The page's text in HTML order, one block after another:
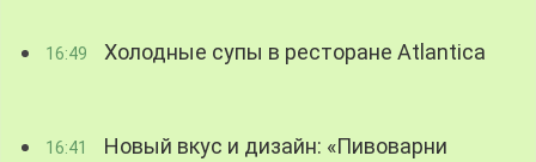
16:49 Холодные супы в ресторане Atlantica
16:41
Новый вкус и дизайн: «Пивоварни